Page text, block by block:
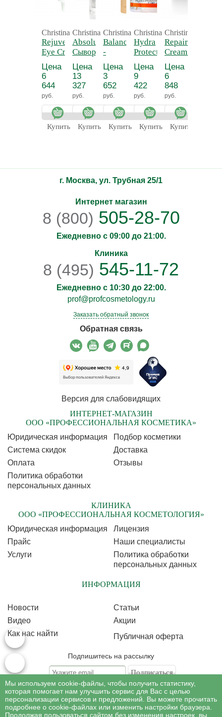
Christina
Rejuvenating Day
Eye Cream -
Омолаживающий
дневной крем
для глаз
Цена
6
644
руб.
Купить
Christina
Absolute Fix -
Сыворотка от
мимических
морщин
(альтернатива
инъекциям
ботокса)
Цена
13
327
руб.
Купить
Christina
Balancing Toner
-
Балансирующий
тоник
Цена
3
652
руб.
Купить
Christina
Hydra
Protective Day
Cream SPF25 -
Дневной
гидрозащитный
крем с СПФ-25
Цена
9
422
руб.
Купить
Christina
Repairing Night
Cream - Ночной
крем
Цена
6
848
руб.
Купить
г. Москва, ул. Трубная 25/1
Интернет магазин
8 (800) 505-28-70
Ежедневно с 09:00 до 21:00.
Клиника
8 (495) 545-11-72
Ежедневно с 10:30 до 22:00.
prof@profcosmetology.ru
Заказать обратный звонок
Обратная связь
Версия для слабовидящих
ИНТЕРНЕТ-МАГАЗИН
ООО «ПРОФЕССИОНАЛЬНАЯ КОСМЕТИКА»
Юридическая информация
Подбор косметики
Cистема скидок
Доставка
Оплата
Отзывы
Политика обработки
персональных данных
КЛИНИКА
ООО «ПРОФЕССИОНАЛЬНАЯ КОСМЕТОЛОГИЯ»
Юридическая информация
Лицензия
Прайс
Наши специалисты
Услуги
Политика обработки
персональных данных
ИНФОРМАЦИЯ
Новости
Статьи
Видео
Акции
Как нас найти
Публичная оферта
Подпишитесь на рассылку
Подписываясь на рассылку, Вы соглашаетесь c условиями политикиобработки
персональных данных
Мы используем cookie-файлы, чтобы получить статистику,
которая помогает нам улучшить сервис для Вас с целью
персонализации сервисов и предложений. Вы можете прочитать
подробнее о cookie-файлах или изменить настройки браузера.
Продолжая пользоваться сайтом без изменения настроек, вы